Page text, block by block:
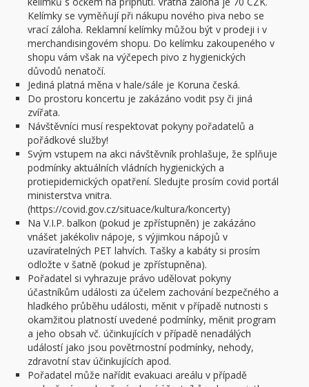
Kelímky se vyměňují při nákupu nového piva nebo se
vrací záloha. Reklamní kelímky můžou být v prodeji i v
merchandisingovém shopu. Do kelímku zakoupeného v
shopu vám však na výčepech pivo z hygienických
důvodů nenatočí.
Jediná platná měna v hale/sále je Koruna česká.
Do prostoru koncertu je zakázáno vodit psy či jiná
zvířata.
Návštěvníci musí respektovat pokyny pořadatelů a
pořádkové služby!
Svým vstupem na akci návštěvník prohlašuje, že splňuje
podmínky aktuálních vládních hygienických a
protiepidemických opatření. Sledujte prosím covid portál
ministerstva vnitra.
(https://covid.gov.cz/situace/kultura/koncerty)
Na V.I.P. balkon (pokud je zpřístupněn) je zakázáno
vnášet jakékoliv nápoje, s výjimkou nápojů v
uzavíratelných PET lahvích. Tašky a kabáty si prosím
odložte v šatně (pokud je zpřístupněna).
Pořadatel si vyhrazuje právo udělovat pokyny
účastníkům události za účelem zachování bezpečného a
hladkého průběhu události, měnit v případě nutnosti s
okamžitou platností uvedené podmínky, měnit program
a jeho obsah vč. účinkujících v případě nenadálých
událostí jako jsou povětrnostní podmínky, nehody,
zdravotní stav účinkujících apod.
Pořadatel může nařídit evakuaci areálu v případě